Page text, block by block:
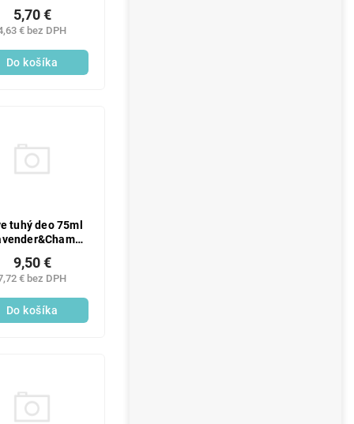
€ bez DPH
5,70 €
Do košíka
tuhý deo 75ml
€ bez DPH
9,50 €
Do košíka